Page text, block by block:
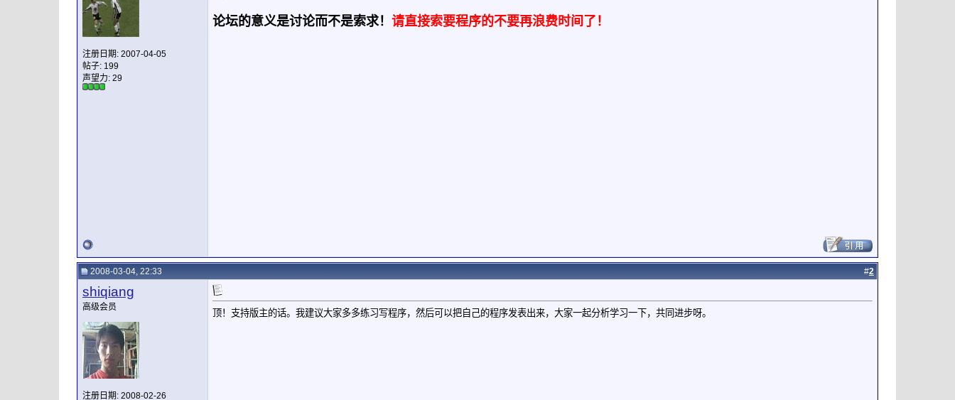
注册日期: 2007-04-05
帖子: 199
声望力: 29
论坛的意义是讨论而不是索求！ 请直接索要程序的不要再浪费时间了！
2008-03-04, 22:33 #2
shiqiang
高级会员
注册日期: 2008-02-26
顶！支持版主的话。我建议大家多多练习写程序，然后可以把自己的程序发表出来，大家一起分析学习一下，共同进步呀。